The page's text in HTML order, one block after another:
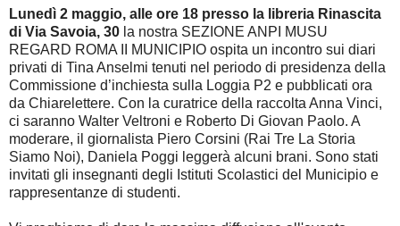
Lunedì 2 maggio, alle ore 18 presso la libreria Rinascita
di Via Savoia, 30 la nostra SEZIONE ANPI MUSU
REGARD ROMA II MUNICIPIO ospita un incontro sui diari
privati di Tina Anselmi tenuti nel periodo di presidenza della
Commissione d’inchiesta sulla Loggia P2 e pubblicati ora
da Chiarelettere. Con la curatrice della raccolta Anna Vinci,
ci saranno Walter Veltroni e Roberto Di Giovan Paolo. A
moderare, il giornalista Piero Corsini (Rai Tre La Storia
Siamo Noi), Daniela Poggi leggerà alcuni brani. Sono stati
invitati gli insegnanti degli Istituti Scolastici del Municipio e
rappresentanze di studenti.